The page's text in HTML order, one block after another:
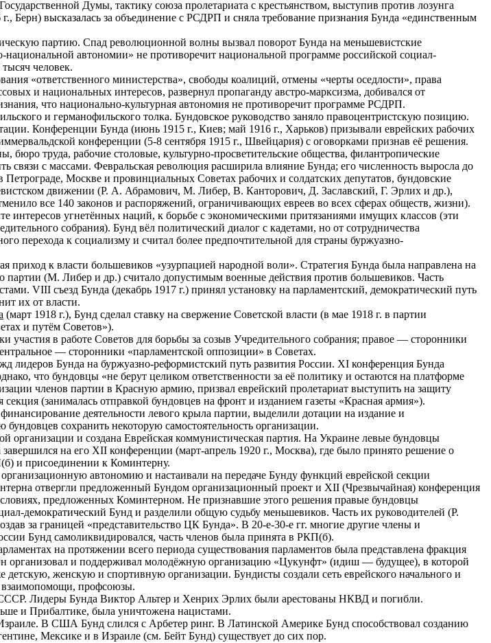
Думы, тактику союза пролетариата с крестьянством, выступив против лозунга
Берн) высказалась за объединение с РСДРП и сняла требование признания Бунда «единственным
партию. Спад революционной волны вызвал поворот Бунда на меньшевистские
автономии» не противоречит национальной программе российской социал-
человек.
«ответственного министерства», свободы коалиций, отмены «черты оседлости», права
и национальных интересов, развернул пропаганду австро-марксизма, добивался от
что национально-культурная автономия не противоречит программе РСДРП.
и германофильского толка. Бундовское руководство заняло правоцентристскую позицию.
Конференции Бунда (июнь 1915 г., Киев; май 1916 г., Харьков) призывали еврейских рабочих
конференции (5-8 сентября 1915 г., Швейцария) с оговорками признав её решения.
бюро труда, рабочие столовые, культурно-просветительские общества, филантропические
связи с массами. Февральская революция расширила влияние Бунда; его численность выросла до
Москве и провинциальных Советах рабочих и солдатских депутатов, бундовские
движении (Р. А. Абрамович, М. Либер, В. Канторович, Д. Заславский, Г. Эрлих и др.),
все 140 законов и распоряжений, ограничивающих евреев во всех сферах обществ, жизни).
интересов угнетённых наций, к борьбе с экономическими притязаниями имущих классов (эти
собрания). Бунд вёл политический диалог с кадетами, но от сотрудничества
перехода к социализму и считал более предпочтительной для страны буржуазно-
приход к власти большевиков «узурпацией народной воли». Стратегия Бунда была направлена на
партии (М. Либер и др.) считало допустимым военные действия против большевиков. Часть
VIII съезд Бунда (декабрь 1917 г.) принял установку на парламентский, демократический путь
их от власти.
(март 1918 г.), Бунд сделал ставку на свержение Советской власти (в мае 1918 г. в партии
и путём Советов»).
участия в работе Советов для борьбы за созыв Учредительного собрания; правое — сторонники
— сторонники «парламентской оппозиции» в Советах.
Бунда на буржуазно-реформистский путь развития России. XI конференция Бунда
что бундовцы «не берут целиком ответственности за её политику и остаются на платформе
членов партии в Красную армию, призвал еврейский пролетариат выступить на защиту
(занималась отправкой бундовцев на фронт и изданием газеты «Красная армия»).
деятельности левого крыла партии, выделили дотации на издание и
сохранить некоторую самостоятельность организации.
и создана Еврейская коммунистическая партия. На Украине левые бундовцы
на его XII конференции (март-апрель 1920 г., Москва), где было принято решение о
и присоединении к Коминтерну.
автономию и настаивали на передаче Бунду функций еврейской секции
отвергли предложенный Бундом организационный проект и XII (Чрезвычайная) конференция
предложенных Коминтерном. Не признавшие этого решения правые бундовцы
демократический Бунд и разделили общую судьбу меньшевиков. Часть их руководителей (Р.
за границей «представительство ЦК Бунда». В 20-е-30-е гг. многие другие члены и
Бунд самоликвидировался, часть членов была принята в РКП(б).
на протяжении всего периода существования парламентов была представлена фракция
организовал и поддерживал молодёжную организацию «Цукунфт» (идиш — будущее), в которой
женскую и спортивную организации. Бундисты создали сеть еврейского начального и
взаимопомощи, профсоюзы.
СССР. Лидеры Бунда Виктор Альтер и Хенрих Эрлих были арестованы НКВД и погибли.
и Прибалтике, была уничтожена нацистами.
В США Бунд слился с Арбетер ринг. В Латинской Америке Бунд способствовал созданию
Мексике и в Израиле (см. Бейт Бунд) существует до сих пор.